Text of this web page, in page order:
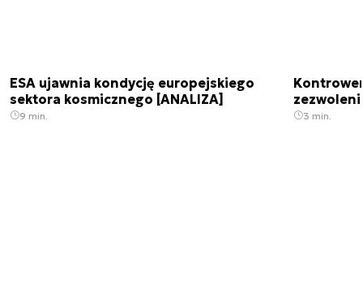
ESA ujawnia kondycję europejskiego
sektora kosmicznego [ANALIZA]
9 min. 3 min.